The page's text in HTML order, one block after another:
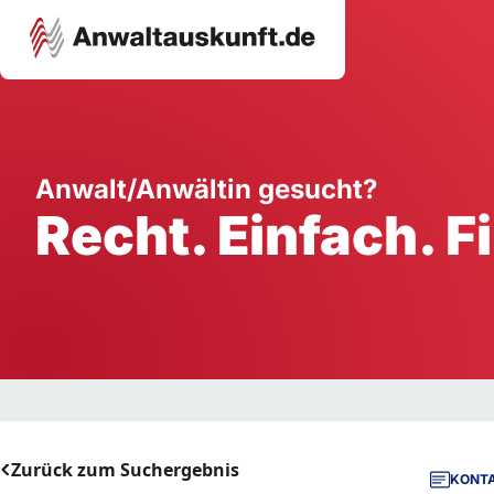
Ausbildung
Handwerk
Dienstleistung
Anwalt/Anwältin gesucht?
Recht. Einfach.
Zurück zum Suchergebnis